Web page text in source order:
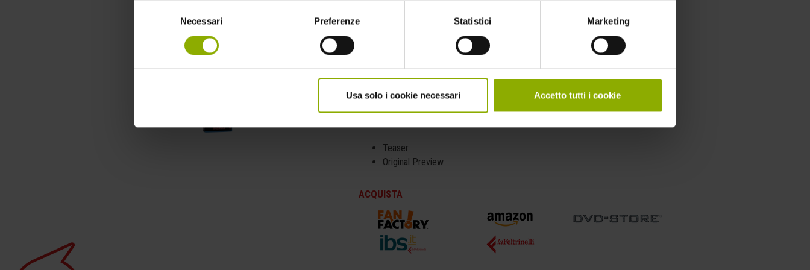
Necessari Preferenze Statistici Marketing
Usa solo i cookie necessari Accetto tutti i cookie
Numero Dischi:
92 minuti (Extra esclusi)
1.78:1 1920*1080p @23.98fps
Formato Audio:Italiano 5.1 DTS-HD Master Audio, Giapponese 5.1 DTS-HD
Master Audio
Lingue: Italiano, Giapponese
Sottotitoli:Italiano
Teaser
Original Preview
ACQUISTA